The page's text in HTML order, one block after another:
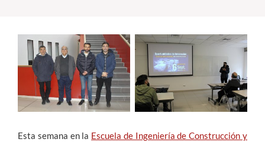
English
Esta semana en la Escuela de Ingeniería de Construcción y